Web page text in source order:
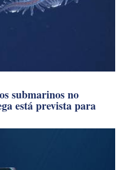
submarinos no
está prevista para